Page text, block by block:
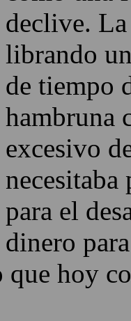
declive. La
librando
de tiempo
hambruna
excesivo
para el
dinero
hoy